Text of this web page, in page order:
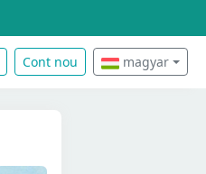
Cont nou magyar